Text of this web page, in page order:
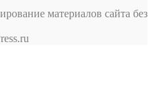
материалов сайта без